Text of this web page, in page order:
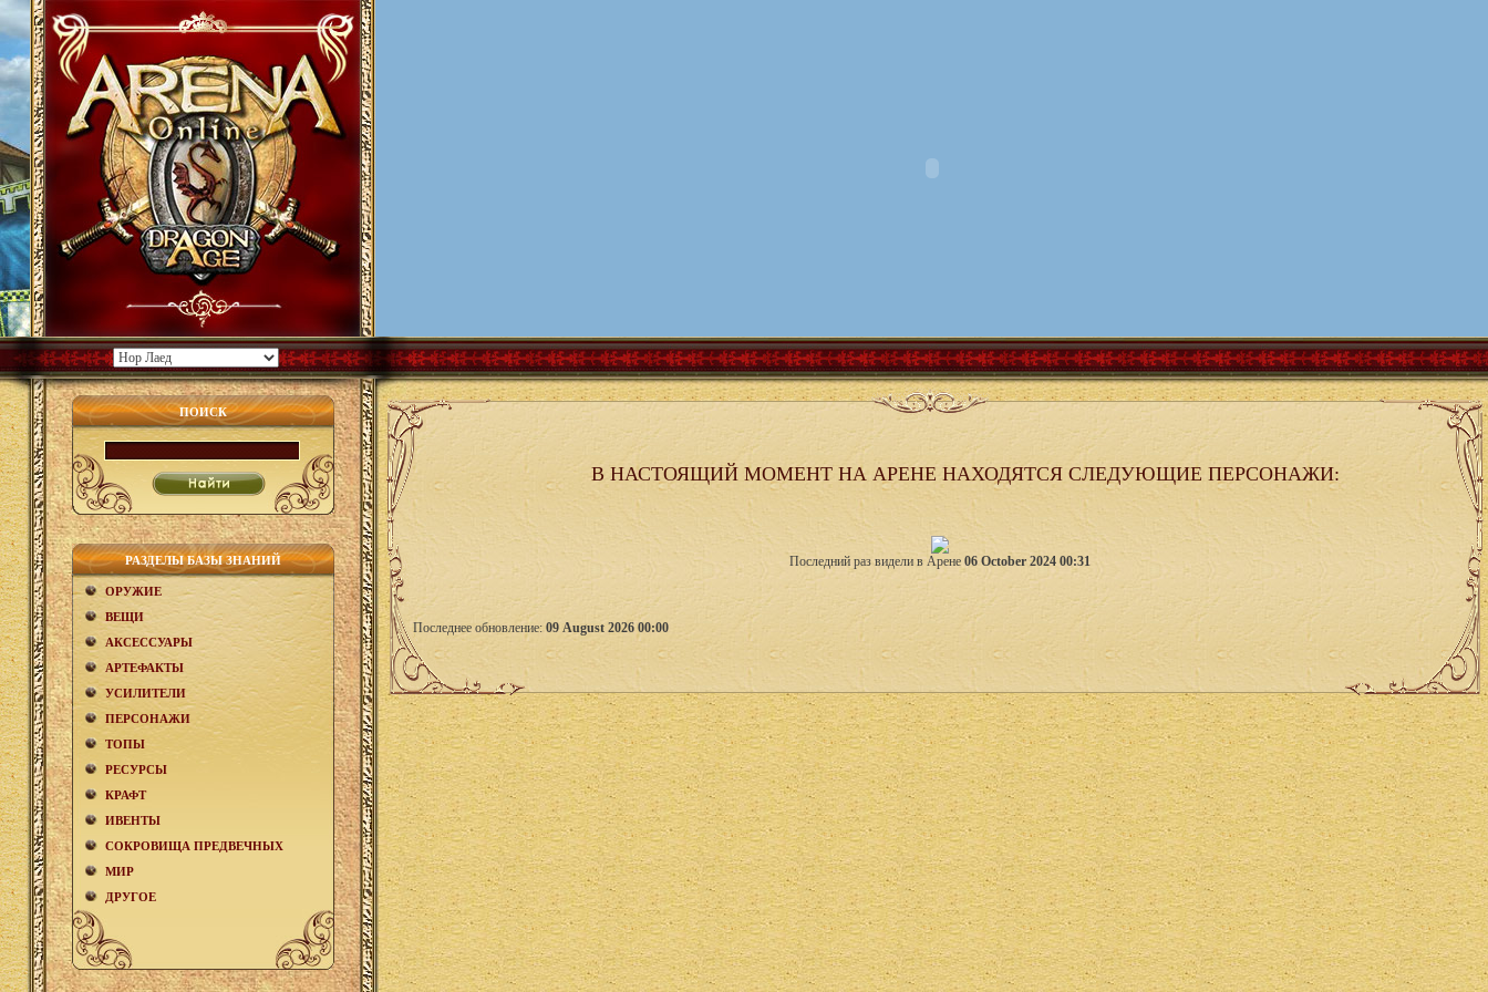
ПОИСК
РАЗДЕЛЫ БАЗЫ ЗНАНИЙ
ОРУЖИЕ
ВЕЩИ
АКCЕСCУАРЫ
АРТЕФАКТЫ
УСИЛИТЕЛИ
ПЕРСОНАЖИ
ТОПЫ
РЕСУРСЫ
КРАФТ
ИВЕНТЫ
СОКРОВИЩА ПРЕДВЕЧНЫХ
МИР
ДРУГОЕ
В НАСТОЯЩИЙ МОМЕНТ НА АРЕНЕ НАХОДЯТСЯ СЛЕДУЮЩИЕ ПЕРСОНАЖИ:
Последний раз видели в Арене 06 October 2024 00:31
Последнее обновление: 09 August 2026 00:00